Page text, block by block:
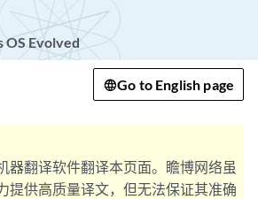
OS Evolved
Go to English page
器翻译软件翻译本页面。瞻博网络虽
提供高质量译文，但无法保证其准确